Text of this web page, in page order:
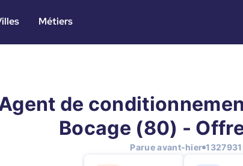
Métiers
de
Bocage (80) -
Parue avant-hier